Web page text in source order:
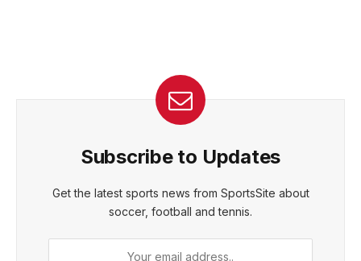
Subscribe to Updates
Get the latest sports news from SportsSite about
soccer, football and tennis.